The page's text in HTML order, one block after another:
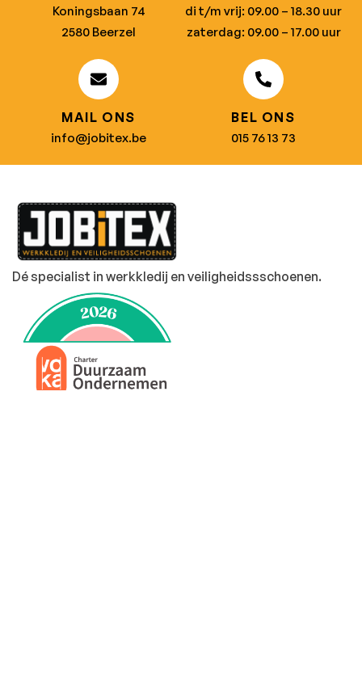
Koningsbaan 74
2580 Beerzel
di t/m vrij: 09.00 – 18.30 uur
zaterdag: 09.00 – 17.00 uur
MAIL ONS
info@jobitex.be
BEL ONS
015 76 13 73
Dé specialist in werkkledij en veiligheidssschoenen.